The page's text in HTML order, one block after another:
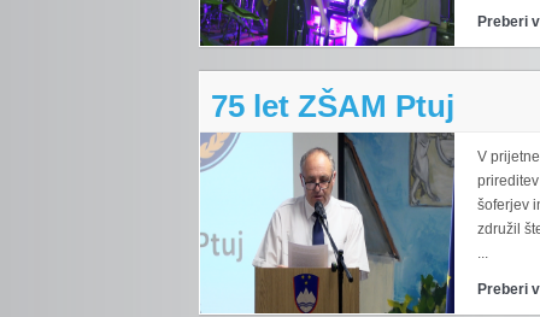
Preberi
75 let ZŠAM Ptuj
V
šoferjev
združil
Preberi